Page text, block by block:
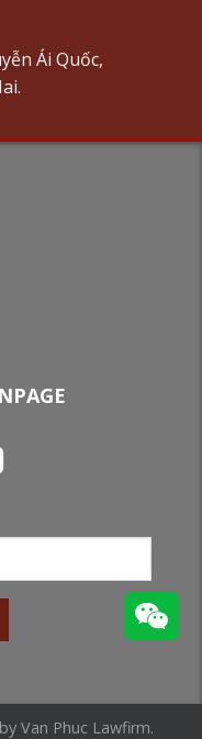
Ái Quốc,
Van Phuc Lawfirm.